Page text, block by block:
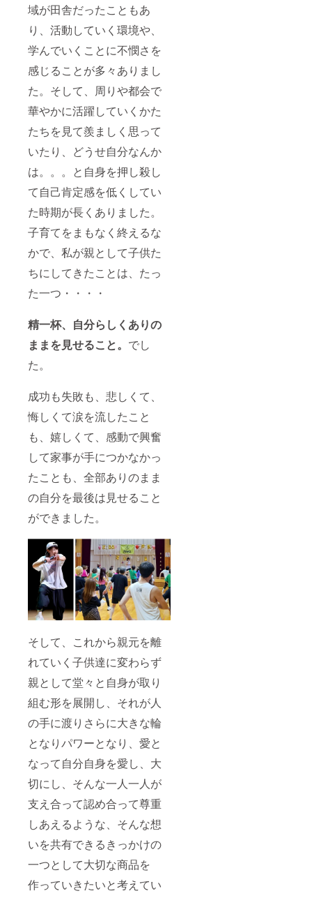
域が田舎だったこともあ
り、活動していく環境や、
学んでいくことに不憫さを
感じることが多々ありまし
た。そして、周りや都会で
華やかに活躍していくかた
たちを見て羨ましく思って
いたり、どうせ自分なんか
は。。。と自身を押し殺し
て自己肯定感を低くしてい
た時期が長くありました。
子育てをまもなく終えるな
かで、私が親として子供た
ちにしてきたことは、たっ
た一つ・・・・
精一杯、自分らしくありの
ままを見せること。 でし
た。
成功も失敗も、悲しくて、
悔しくて涙を流したこと
も、嬉しくて、感動で興奮
して家事が手につかなかっ
たことも、全部ありのまま
の自分を最後は見せること
ができました。
そして、これから親元を離
れていく子供達に変わらず
親として堂々と自身が取り
組む形を展開し、それが人
の手に渡りさらに大きな輪
となりパワーとなり、愛と
なって自分自身を愛し、大
切にし、そんな一人一人が
支え合って認め合って尊重
しあえるような、そんな想
いを共有できるきっかけの
一つとして大切な商品を
作っていきたいと考えてい